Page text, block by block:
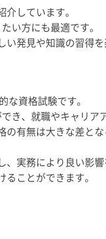
しています。
い方にも最適です。
い発見や知識の習得を
資格試験です。
き、就職やキャリア
の有無は大きな差とな
、実務により良い影
ことができます。